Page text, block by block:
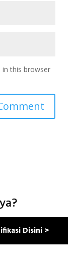
in this browser
Disini >